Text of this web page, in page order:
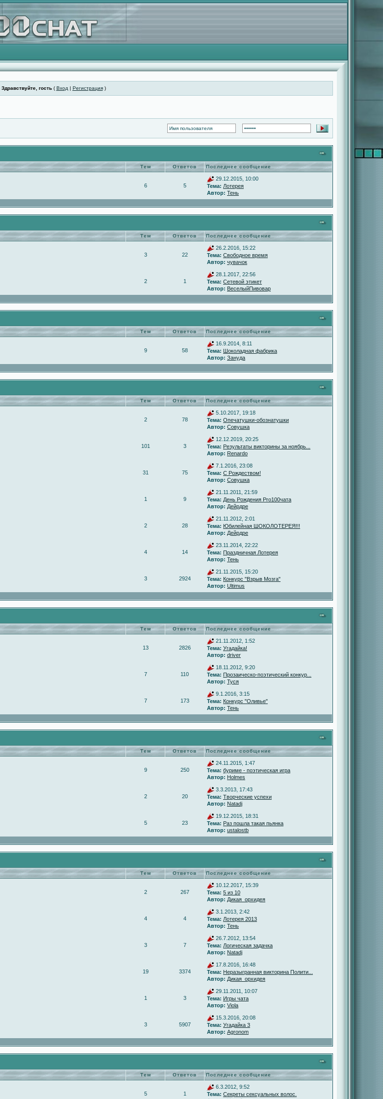
Здравствуйте, гость( Вход | Регистрация)
Тем Ответов Последнее сообщение
6 5
29.12.2015, 10:00
Тема: Лотерея
Автор: Тень
Тем Ответов Последнее сообщение
3 22
26.2.2016, 15:22
Тема: Свободное время
Автор: чувачок
2 1
28.1.2017, 22:56
Тема: Сетевой этикет
Автор: ВеселыйПивовар
Тем Ответов Последнее сообщение
9 58
16.9.2014, 8:11
Тема: Шоколадная фабрика
Автор: Зануда
Тем Ответов Последнее сообщение
2 78
5.10.2017, 19:18
Тема: Опечатушки-обознатушки
Автор: Совушка
101 3
12.12.2019, 20:25
Тема: Результаты викторины за ноябрь...
Автор: Renardo
31 75
7.1.2016, 23:08
Тема: С Рождеством!
Автор: Совушка
1 9
21.11.2011, 21:59
Тема: День Рождения Pro100чата
Автор: Дейрдре
2 28
21.11.2012, 2:01
Тема: Юбилейная ШОКОЛОТЕРЕЯ!!!
Автор: Дейрдре
4 14
23.11.2014, 22:22
Тема: Праздничная Лотерея
Автор: Тень
3
2924
21.11.2015, 15:20
Тема: Конкурс "Взрыв Мозга"
Автор: Ultimus
Тем Ответов Последнее сообщение
13 2826
21.11.2012, 1:52
Тема: Угадайка!
Автор: driver
7 110
18.11.2012, 9:20
Тема: Прозаическо-поэтический конкур...
Автор: Туся
7
173
9.1.2016, 3:15
Тема: Конкурс "Оливье"
Автор: Тень
Тем Ответов Последнее сообщение
9 250
24.11.2015, 1:47
Тема: буриме - поэтическая игра
Автор: Holmes
2 20
3.3.2013, 17:43
Тема: Творческие успехи
Автор: Natadj
5 23
19.12.2015, 18:31
Тема: Раз пошла такая пьянка
Автор: ustalostb
Тем Ответов Последнее сообщение
2 267
10.12.2017, 15:39
Тема: 5 из 10
Автор: Дикая_орхидея
4 4
3.1.2013, 2:42
Тема: Лотерея 2013
Автор: Тень
3 7
26.7.2012, 13:54
Тема: Логическая задачка
Автор: Natadj
19 3374
17.8.2016, 16:48
Тема: Неразыгранная викторина Полити...
Автор: Дикая_орхидея
1 3
29.11.2011, 10:07
Тема: Игры чата
Автор: Viola
3 5907
15.3.2016, 20:08
Тема: Угадайка 3
Автор: Agronom
Тем Ответов Последнее сообщение
5 1
6.3.2012, 9:52
Тема: Секреты сексуальных волос.